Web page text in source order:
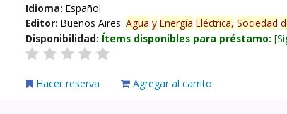
Idioma:Español
Editor:Buenos Aires:Agua y Energía Eléctrica, Sociedad
Disponibilidad: Ítems disponibles para préstamo:
Hacer reserva Agregar al carrito